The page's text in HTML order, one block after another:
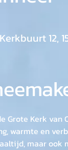
12,
Grote Kerk van
warmte en
maar ook